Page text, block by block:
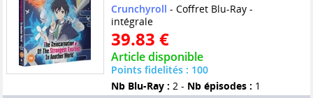
Crunchyroll - Coffret Blu-Ray -
intégrale
39.83 €
Article disponible
Points fidelités : 100
Nb Blu-Ray : 2 - Nb épisodes : 1